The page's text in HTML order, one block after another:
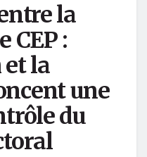
la
CEP :
et la
une
du